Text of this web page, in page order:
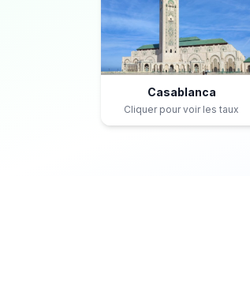
Casablanca
Cliquer pour voir les taux